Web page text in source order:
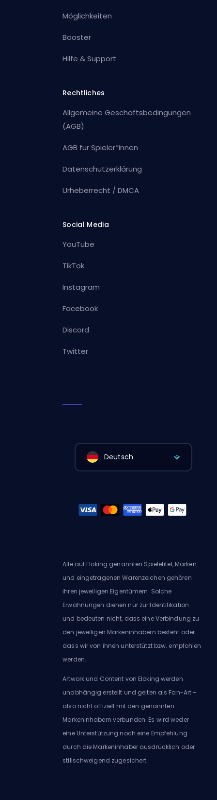
Möglichkeiten
Booster
Hilfe & Support
Rechtliches
Allgemeine Geschäftsbedingungen
(AGB)
AGB für Spieler*innen
Datenschutzerklärung
Urheberrecht / DMCA
Social Media
YouTube
TikTok
Instagram
Facebook
Discord
Twitter
Deutsch
Alle auf Eloking genannten Spieletitel, Marken
und eingetragenen Warenzeichen gehören
ihren jeweiligen Eigentümern. Solche
Erwähnungen dienen nur zur Identifikation
und bedeuten nicht, dass eine Verbindung zu
den jeweiligen Markeninhabern besteht oder
dass wir von ihnen unterstützt bzw. empfohlen
werden.
Artwork und Content von Eloking werden
unabhängig erstellt und gelten als Fan-Art –
also nicht offiziell mit den genannten
Markeninhabern verbunden. Es wird weder
eine Unterstützung noch eine Empfehlung
durch die Markeninhaber ausdrücklich oder
stillschweigend zugesichert.